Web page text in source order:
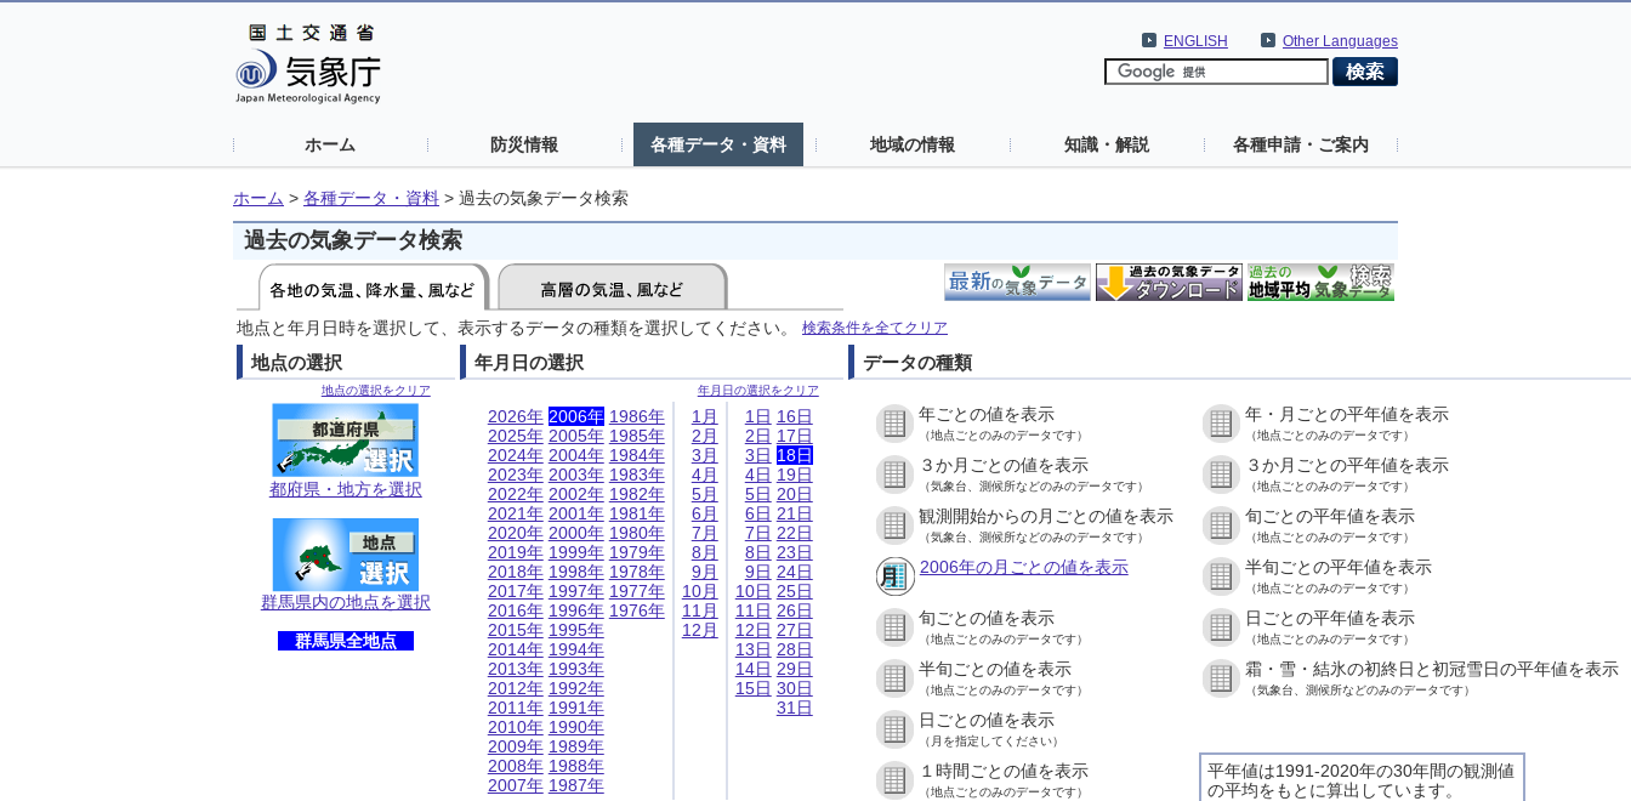
Other Languages
ENGLISH
ホーム 防災情報 各種データ・資料 地域の情報 知識・解説 各種申請・ご案内
ホーム > 各種データ・資料 > 過去の気象データ検索
過去の気象データ検索
地点と年月日時を選択して、表示するデータの種類を選択してください。 検索条件を全てクリア
地点の選択
地点の選択をクリア
都府県・地方を選択
群馬県内の地点を選択
群馬県全地点
年月日の選択
年月日の選択をクリア
2026年
2025年
2024年
2023年
2022年
2021年
2020年
2019年
2018年
2017年
2016年
2015年
2014年
2013年
2012年
2011年
2010年
2009年
2008年
2007年
2006年
2005年
2004年
2003年
2002年
2001年
2000年
1999年
1998年
1997年
1996年
1995年
1994年
1993年
1992年
1991年
1990年
1989年
1988年
1987年
1986年
1985年
1984年
1983年
1982年
1981年
1980年
1979年
1978年
1977年
1976年
1月
2月
3月
4月
5月
6月
7月
8月
9月
10月
11月
12月
1日
2日
3日
4日
5日
6日
7日
8日
9日
10日
11日
12日
13日
14日
15日
16日
17日
18日
19日
20日
21日
22日
23日
24日
25日
26日
27日
28日
29日
30日
31日
データの種類
年ごとの値を表示
（地点ごとのみのデータです）
年・月ごとの平年値を表示
（地点ごとのみのデータです）
３か月ごとの値を表示
（気象台、測候所などのみのデータです）
３か月ごとの平年値を表示
（地点ごとのみのデータです）
観測開始からの月ごとの値を表示
（気象台、測候所などのみのデータです）
旬ごとの平年値を表示
（地点ごとのみのデータです）
2006年の月ごとの値を表示 半旬ごとの平年値を表示
（地点ごとのみのデータです）
旬ごとの値を表示
（地点ごとのみのデータです）
日ごとの平年値を表示
（地点ごとのみのデータです）
半旬ごとの値を表示
（地点ごとのみのデータです）
霜・雪・結氷の初終日と初冠雪日の平年値を表示
（気象台、測候所などのみのデータです）
日ごとの値を表示
（月を指定してください）
平年値は1991-2020年の30年間の観測値
の平均をもとに算出しています。
１時間ごとの値を表示
（地点ごとのみのデータです）